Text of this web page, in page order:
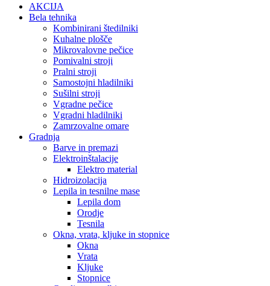
AKCIJA
Bela tehnika
Kombinirani štedilniki
Kuhalne plošče
Mikrovalovne pečice
Pomivalni stroji
Pralni stroji
Samostojni hladilniki
Sušilni stroji
Vgradne pečice
Vgradni hladilniki
Zamrzovalne omare
Gradnja
Barve in premazi
Elektroinštalacije
Elektro material
Hidroizolacija
Lepila in tesnilne mase
Lepila dom
Orodje
Tesnila
Okna, vrata, kljuke in stopnice
Okna
Vrata
Kljuke
Stopnice